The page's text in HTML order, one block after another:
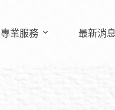
專業服務 最新消息